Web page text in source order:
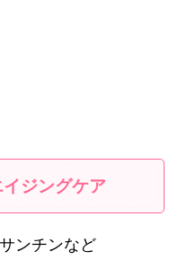
ジングケア
ンチンなど